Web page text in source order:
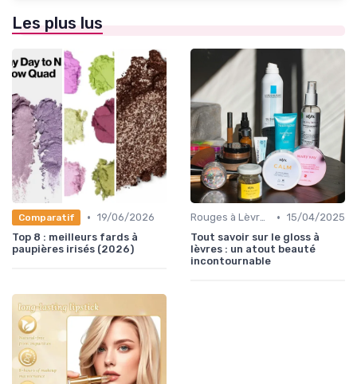
Les plus lus
Comparatif • 19/06/2026
Top 8 : meilleurs fards à
paupières irisés (2026)
Rouges à Lèvres et Gloss • 15/04/2025
Tout savoir sur le gloss à
lèvres : un atout beauté
incontournable